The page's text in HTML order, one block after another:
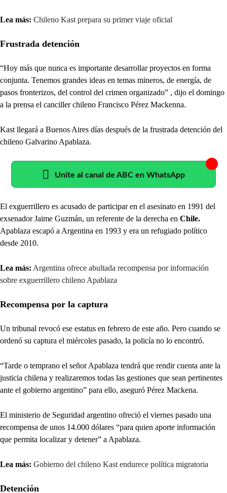
Lea más: Chileno Kast prepara su primer viaje oficial
Frustrada detención
“Hoy más que nunca es importante desarrollar proyectos en forma
conjunta. Tenemos grandes ideas en temas mineros, de energía, de
pasos fronterizos, del control del crimen organizado” , dijo el domingo
a la prensa el canciller chileno Francisco Pérez Mackenna.
Kast llegará a Buenos Aires días después de la frustrada detención del
chileno Galvarino Apablaza.
Unite al canal de ABC en WhatsApp
El exguerrillero es acusado de participar en el asesinato en 1991 del
exsenador Jaime Guzmán, un referente de la derecha en Chile.
Apablaza escapó a Argentina en 1993 y era un refugiado político
desde 2010.
Lea más: Argentina ofrece abultada recompensa por información
sobre exguerrillero chileno Apablaza
Recompensa por la captura
Un tribunal revocó ese estatus en febrero de este año. Pero cuando se
ordenó su captura el miércoles pasado, la policía no lo encontró.
“Tarde o temprano el señor Apablaza tendrá que rendir cuenta ante la
justicia chilena y realizaremos todas las gestiones que sean pertinentes
ante el gobierno argentino” para ello, aseguró Pérez Mackena.
El ministerio de Seguridad argentino ofreció el viernes pasado una
recompensa de unos 14.000 dólares “para quien aporte información
que permita localizar y detener” a Apablaza.
Lea más: Gobierno del chileno Kast endurece política migratoria
Detención